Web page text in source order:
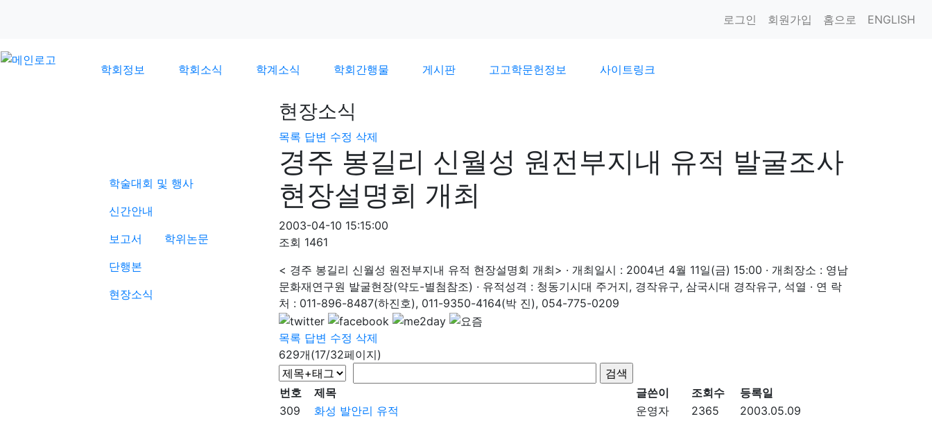
로그인 회원가입 홈으로 ENGLISH
학회정보 학회소식 학계소식 학회간행물 게시판 고고학문헌정보 사이트링크
학술대회 및 행사
신간안내
보고서
학위논문
단행본
현장소식
현장소식
목록 답변 수정 삭제
경주 봉길리 신월성 원전부지내 유적 발굴조사
현장설명회 개최
2003-04-10 15:15:00
조회 1461
< 경주 봉길리 신월성 원전부지내 유적 현장설명회 개최> · 개최일시 : 2004년 4월 11일(금) 15:00 · 개최장소 : 영남
문화재연구원 발굴현장(약도-별첨참조) · 유적성격 : 청동기시대 주거지, 경작유구, 삼국시대 경작유구, 석열 · 연 락
처 : 011-896-8487(하진호), 011-9350-4164(박 진), 054-775-0209
목록 답변 수정 삭제
629개(17/32페이지)
번호 제목 글쓴이 조회수
등록일
309
화성 발안리 유적 운영자 2365
2003.05.09